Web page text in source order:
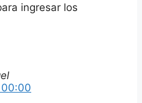
ingresar los